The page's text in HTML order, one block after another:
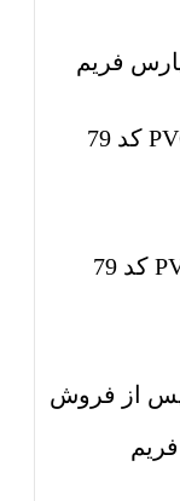
سوالات متداول دیوارپوش PVC کد 79
پرسش و پاسخ دیوارپوش PVC کد 79
از فروش